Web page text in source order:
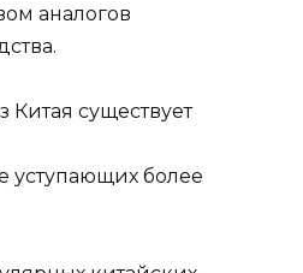
аналогов
Китая существует
уступающих более